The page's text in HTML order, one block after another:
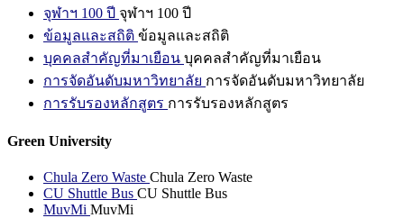
จุฬาฯ 100 ปี จุฬาฯ 100 ปี
ข้อมูลและสถิติ ข้อมูลและสถิติ
บุคคลสำคัญที่มาเยือน บุคคลสำคัญที่มาเยือน
การจัดอันดับมหาวิทยาลัย การจัดอันดับมหาวิทยาลัย
การรับรองหลักสูตร การรับรองหลักสูตร
Green University
Chula Zero Waste Chula Zero Waste
CU Shuttle Bus CU Shuttle Bus
MuvMi MuvMi